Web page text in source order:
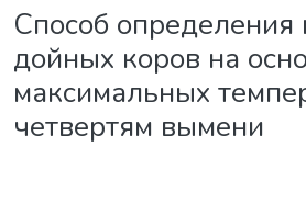
Cпособ определения
дойных коров на
максимальных
четвертям вымени